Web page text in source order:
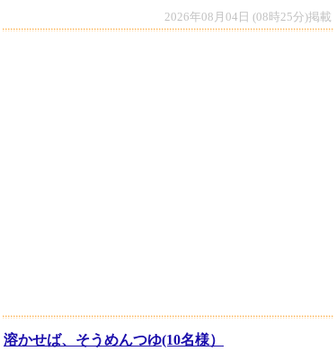
2026年08月04日 (08時25分)掲載
溶かせば、そうめんつゆ(10名様）